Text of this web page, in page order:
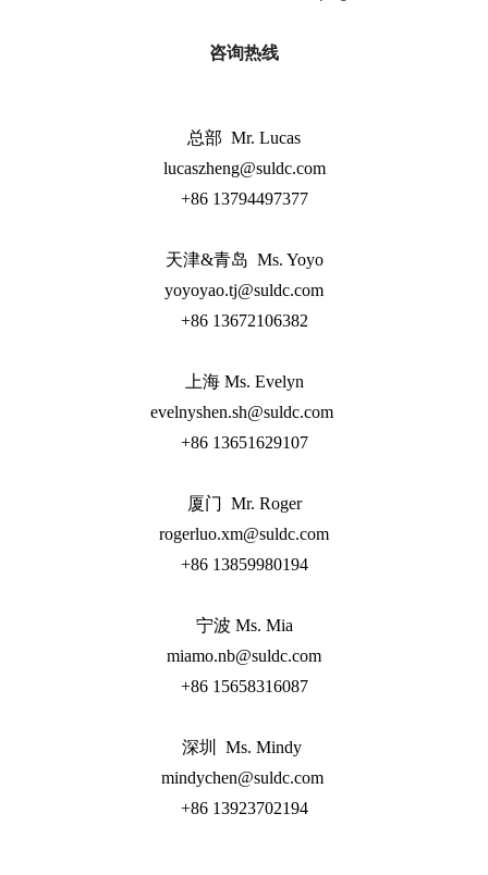
咨询热线
总部 Mr. Lucas
lucaszheng@suldc.com
+86 13794497377
天津&青岛 Ms. Yoyo
yoyoyao.tj@suldc.com
+86 13672106382
上海 Ms. Evelyn
evelnyshen.sh@suldc.com
+86 13651629107
厦门 Mr. Roger
rogerluo.xm@suldc.com
+86 13859980194
宁波 Ms. Mia
miamo.nb@suldc.com
+86 15658316087
深圳 Ms. Mindy
mindychen@suldc.com
+86 13923702194